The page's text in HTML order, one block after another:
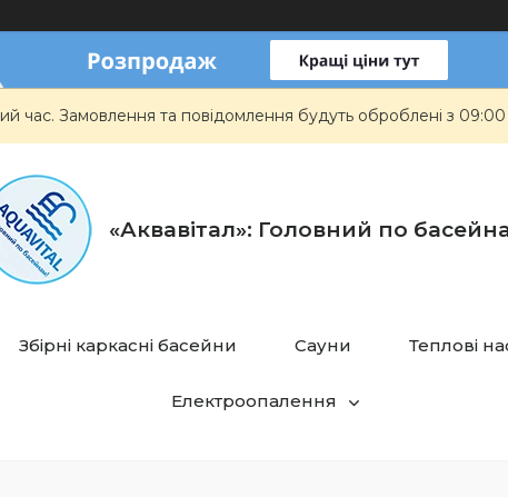
час. Замовлення та повідомлення будуть оброблені з
«Аквавітал»: Головний по
Збірні каркасні басейни Сауни Теплові
Електроопалення